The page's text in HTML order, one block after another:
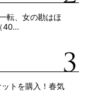
転、女の勘はほ
40…
トを購入！春気